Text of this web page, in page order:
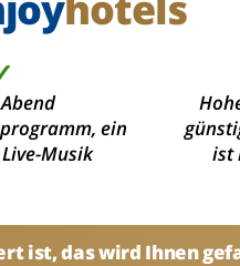
ein
Musik
ist
ist, das wird Ihnen